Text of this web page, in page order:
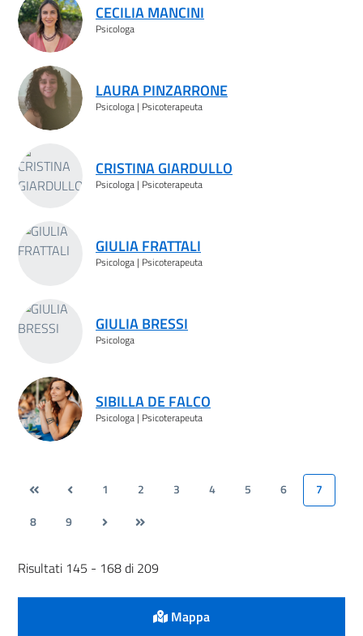
CECILIA MANCINI
Psicologa
LAURA PINZARRONE
Psicologa | Psicoterapeuta
CRISTINA GIARDULLO
Psicologa | Psicoterapeuta
GIULIA FRATTALI
Psicologa | Psicoterapeuta
GIULIA BRESSI
Psicologa
SIBILLA DE FALCO
Psicologa | Psicoterapeuta
1 2 3 4 5 6
7
8
9
Risultati 145 - 168 di 209
Mappa